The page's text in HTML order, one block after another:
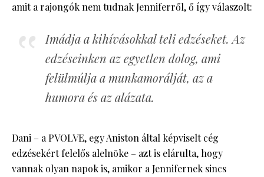
amit a rajongók nem tudnak Jenniferről, ő így válaszolt:
Imádja a kihívásokkal teli edzéseket. Az
edzéseinken az egyetlen dolog, ami
felülmúlja a munkamorálját, az a
humora és az alázata.
Dani – a PVOLVE, egy Aniston által képviselt cég
edzésekért felelős alelnöke – azt is elárulta, hogy
vannak olyan napok is, amikor a Jennifernek sincs